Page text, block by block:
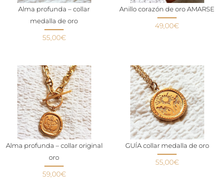
Alma profunda – collar
medalla de oro
55,00€
Anillo corazón de oro AMARSE
49,00€
Alma profunda – collar original
oro
59,00€
GUÍA collar medalla de oro
55,00€